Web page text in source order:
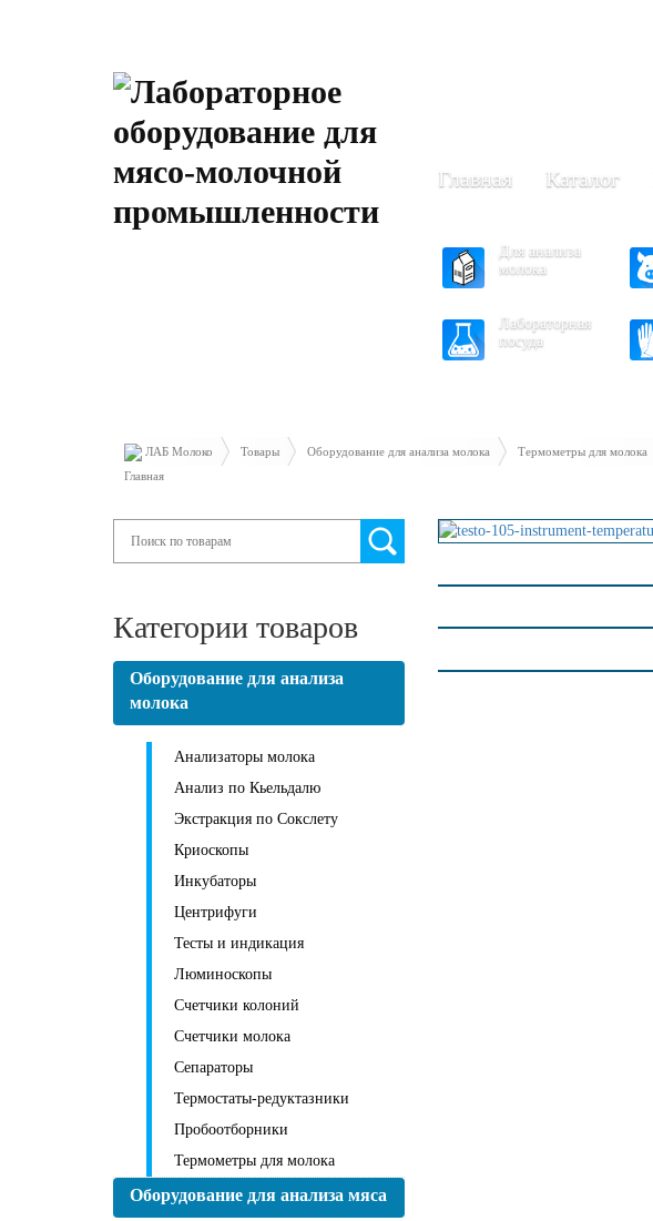
Главная Каталог
Для анализа
молока
Лабораторная
посуда
ЛАБ Молоко Товары Оборудование для анализа молока Термометры для молока
Категории товаров
Оборудование для анализа
молока
Анализаторы молока
Анализ по Кьельдалю
Экстракция по Сокслету
Криоскопы
Инкубаторы
Центрифуги
Тесты и индикация
Люминоскопы
Счетчики колоний
Счетчики молока
Сепараторы
Термостаты-редуктазники
Пробоотборники
Термометры для молока
Оборудование для анализа мяса